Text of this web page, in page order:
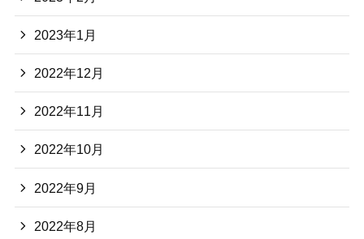
2023年1月
2022年12月
2022年11月
2022年10月
2022年9月
2022年8月